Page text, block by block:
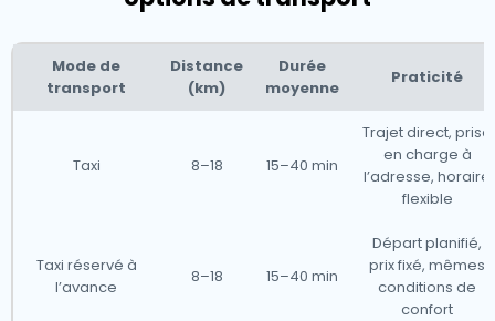
Mode de
transport
Distance
(km)
Durée
moyenne
Praticité
Taxi 8–18 15–40 min
Trajet direct, prise
en charge à
l’adresse, horaire
flexible
Taxi réservé à
l’avance
8–18 15–40 min
Départ planifié,
prix fixé, mêmes
conditions de
confort